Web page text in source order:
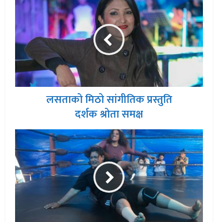
लसताको मिठो सांगीतिक प्रस्तुति
दर्शक श्रोता समक्ष